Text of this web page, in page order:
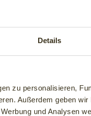
Details
zu personalisieren,
Außerdem geben
und Analysen